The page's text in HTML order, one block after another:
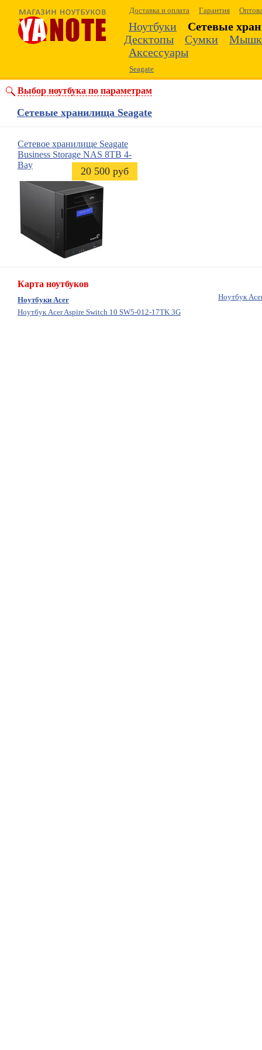
Доставка и оплата Гарантия
Ноутбуки
Сетевые
Десктопы
Сумки
Аксессуары
Seagate
Выбор ноутбука по параметрам
Сетевые хранилища Seagate
Сетевое хранилище Seagate
Business Storage NAS 8TB 4-
Bay
20 500 руб
Карта ноутбуков
Ноутбуки Acer
Ноутбук Acer Aspire Switch 10 SW5-012-17TK 3G
Ноутбук